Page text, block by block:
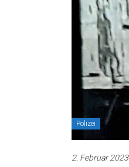
Polizei
2. Februar 2023